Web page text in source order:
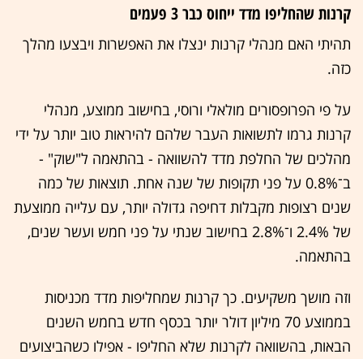
קרנות שהחליפו מדד ייחוס כבר 3 פעמים
תהיתי האם מנהלי קרנות ינצלו את האפשרות ויבצעו מהלך
כזה.
על פי הפרופסורים מולאלי ורוסי, בחישוב ממוצע, מנהלי
קרנות גרמו לתשואות העבר שלהם להיראות טוב יותר על ידי
מהלכים של החלפת מדד להשוואה - בהתאמה ל"שוק" -
ב־0.8% על פני תקופות של שנה אחת. תוצאות של כמה
שנים רצופות מקבלות דחיפה גדולה יותר, עם עלייה ממוצעת
של 2.4% ו־2.8% בחישוב שנתי על פני חמש ועשר שנים,
בהתאמה.
וזה מושך משקיעים. כך קרנות שמחליפות מדד מכניסות
בממוצע 70 מיליון דולר יותר בכסף חדש בחמש השנים
הבאות, בהשוואה לקרנות שלא החליפו - אפילו כשהביצועים